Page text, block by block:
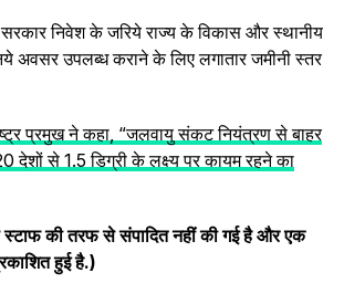
निवेश के जरिये राज्य के विकास और स्थानीय
अवसर उपलब्ध कराने के लिए लगातार जमीनी स्तर
प्रमुख ने कहा, “जलवायु संकट नियंत्रण से बाहर
देशों से 1.5 डिग्री के लक्ष्य पर कायम रहने का
स्टाफ की तरफ से संपादित नहीं की गई है और एक
हुई है.)